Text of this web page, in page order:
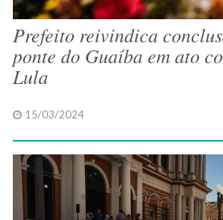
Prefeito reivindica
ponte do Guaíba em ato
Lula
15/03/2024